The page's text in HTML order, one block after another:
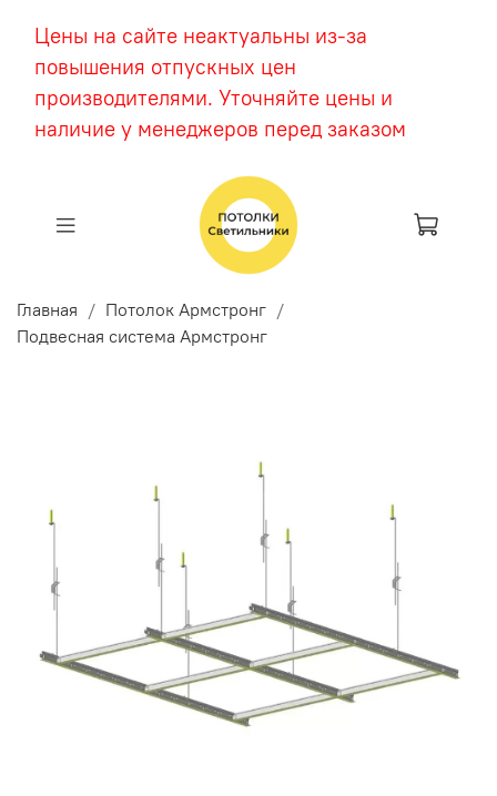
Цены на сайте неактуальны из-за
повышения отпускных цен
производителями. Уточняйте цены и
наличие у менеджеров перед заказом
Главная
Потолок Армстронг
Подвесная система Армстронг